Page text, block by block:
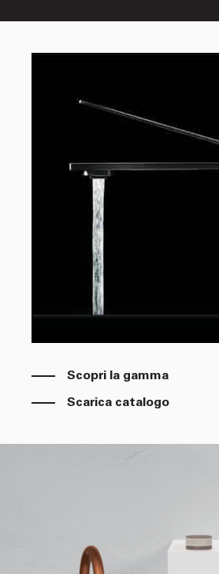
Scopri la gamma
Scarica catalogo